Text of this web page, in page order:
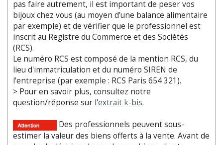
pas faire autrement, il est important de peser vos
bijoux chez vous (au moyen d’une balance alimentaire
par exemple) et de vérifier que le professionnel est
inscrit au Registre du Commerce et des Sociétés
(RCS).
Le numéro RCS est composé de la mention RCS, du
lieu d'immatriculation et du numéro SIREN de
l'entreprise (par exemple : RCS Paris 654 321).
> Pour en savoir plus, consultez notre
question/réponse sur l'extrait k-bis.
Des professionnels peuvent sous-
estimer la valeur des biens offerts à la vente. Avant de